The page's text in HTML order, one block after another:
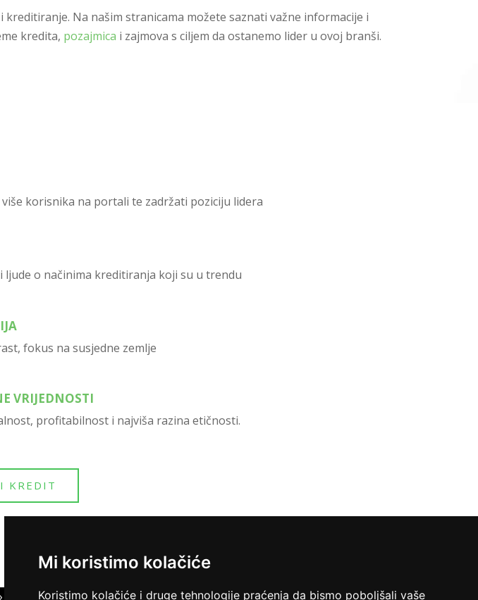
Mi koristimo kolačiće
Koristimo kolačiće i druge tehnologije praćenja da bismo poboljšali vaše
Na našim stranicama možete saznati važne informacije i
kredita, pozajmica i zajmova s ciljem da ostanemo lider u ovoj branši.
korisnika na portali te zadržati poziciju lidera
o načinima kreditiranja koji su u trendu
fokus na susjedne zemlje
VRIJEDNOSTI
profitabilnost i najviša razina etičnosti.
KREDIT
O nama